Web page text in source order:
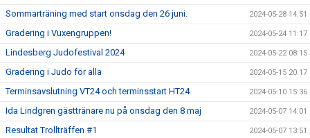
Sommarträning med start onsdag den 26 juni. 2024-05-28 14:51
Gradering i Vuxengruppen! 2024-05-24 11:17
Lindesberg Judofestival 2024 2024-05-22 08:15
Gradering i Judo för alla 2024-05-15 20:17
Terminsavslutning VT24 och terminsstart HT24 2024-05-10 15:36
Ida Lindgren gästtränare nu på onsdag den 8 maj 2024-05-07 14:01
Resultat Trollträffen #1 2024-05-07 13:51